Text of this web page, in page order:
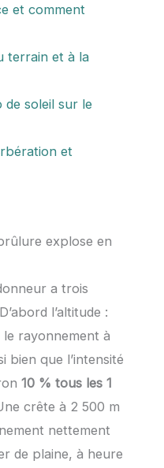
et comment
terrain et à la
de soleil sur le
et
explose en
a trois
l’altitude :
le rayonnement à
bien que l’intensité
10 % tous les 1
crête à 2 500 m
nettement
de plaine, à heure